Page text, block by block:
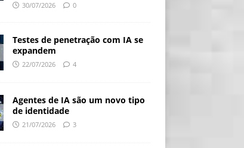
30/07/2026 0
Testes de penetração com IA se
expandem
22/07/2026 4
Agentes de IA são um novo tipo
de identidade
21/07/2026 3